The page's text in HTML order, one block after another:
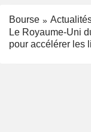
Bourse
Le Royaume-Uni
pour accélérer les